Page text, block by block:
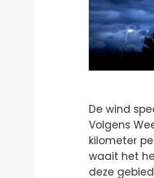
De wind
Volgens
kilometer
waait het
deze